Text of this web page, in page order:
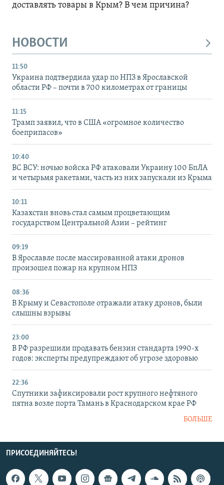
доставлять товары в Крым? В чем причина?
НОВОСТИ
11:50
Украина подтвердила удар по НПЗ в Ярославской
области РФ – почти в 700 километрах от границы
11:15
Трамп заявил, что в США «огромное количество
боеприпасов»
10:40
ВС ВСУ: ночью войска РФ атаковали Украину 100 БпЛА
и четырьмя ракетами, часть из них запускали из Крыма
10:11
Казахстан вновь стал самым процветающим
государством Центральной Азии – рейтинг
09:19
В Ярославле после массированной атаки дронов
произошел пожар на крупном НПЗ
08:36
В Крыму и Севастополе отражали атаку дронов, были
слышны взрывы
23:00
В РФ разрешили продавать бензин стандарта 1990-х
годов: эксперты предупреждают об угрозе здоровью
22:36
Спутники зафиксировали рост крупного нефтяного
пятна возле порта Тамань в Краснодарском крае РФ
БОЛЬШЕ
ПРИСОЕДИНЯЙТЕСЬ!